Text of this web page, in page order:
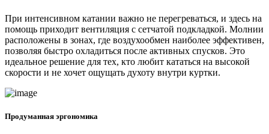
При интенсивном катании важно не перегреваться, и здесь на
помощь приходит вентиляция с сетчатой подкладкой. Молнии
расположены в зонах, где воздухообмен наиболее эффективен,
позволяя быстро охладиться после активных спусков. Это
идеальное решение для тех, кто любит кататься на высокой
скорости и не хочет ощущать духоту внутри куртки.
Продуманная эргономика